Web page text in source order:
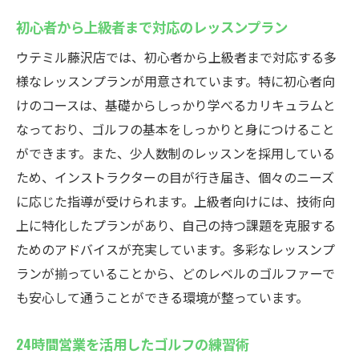
手ぶらでOK！レンタルサービスの充実
インドアゴルフの基礎知識と始め方
初めての人向けの無料体験プラン
初級者向けの練習プランとステップアップ
方法
友人と一緒に始める楽しさと安心感
深夜でもゴルフ練習！藤沢駅近くのインドアゴ
ルフスクールが便利
夜間練習で得られる集中力と効果
24時間営業ならではの快適さと自由度
夜型のライフスタイルに適したゴルフの楽
深夜利用者が語る、夜のインドアゴルフの
初心者から上級者まで対応のレッスンプラン
ウテミル藤沢店では、初心者から上級者まで対応する多
様なレッスンプランが用意されています。特に初心者向
けのコースは、基礎からしっかり学べるカリキュラムと
なっており、ゴルフの基本をしっかりと身につけること
ができます。また、少人数制のレッスンを採用している
ため、インストラクターの目が行き届き、個々のニーズ
に応じた指導が受けられます。上級者向けには、技術向
上に特化したプランがあり、自己の持つ課題を克服する
ためのアドバイスが充実しています。多彩なレッスンプ
ランが揃っていることから、どのレベルのゴルファーで
も安心して通うことができる環境が整っています。
24時間営業を活用したゴルフの練習術